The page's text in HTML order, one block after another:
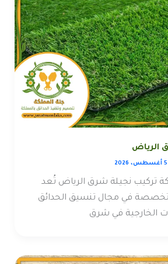
الرياض
5 أغسطس، 2026
تركيب نجيلة شرق الرياض تُعد
في مجال تنسيق الحدائق
الخارجية في شرق